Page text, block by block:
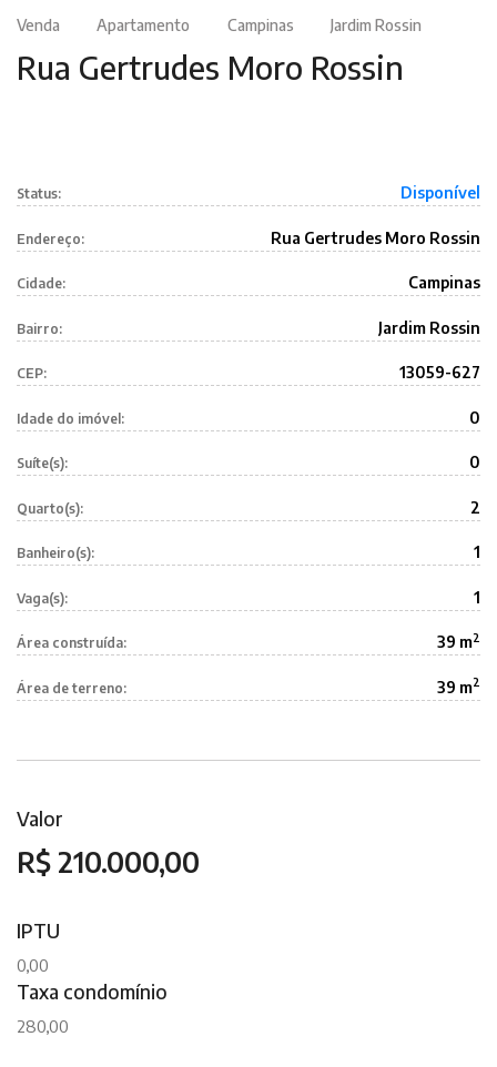
Venda Apartamento Campinas Jardim Rossin
Rua Gertrudes Moro Rossin
Status: Disponível
Endereço: Rua Gertrudes Moro Rossin
Cidade: Campinas
Bairro: Jardim Rossin
CEP: 13059-627
Idade do imóvel: 0
Suíte(s): 0
Quarto(s): 2
Banheiro(s): 1
Vaga(s): 1
Área construída: 39 m2
Área de terreno: 39 m2
Valor
R$ 210.000,00
IPTU
0,00
Taxa condomínio
280,00